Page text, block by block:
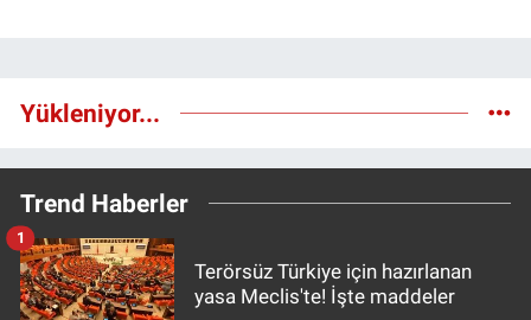
Yükleniyor...
Trend Haberler
Terörsüz Türkiye için hazırlanan
yasa Meclis'te! İşte maddeler
1